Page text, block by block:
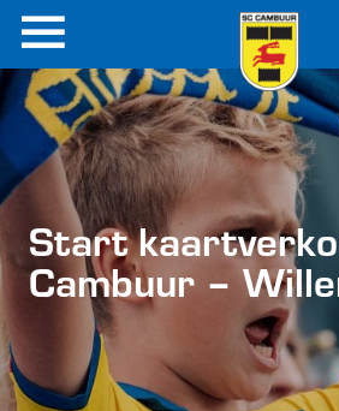
Start
Cambuur –